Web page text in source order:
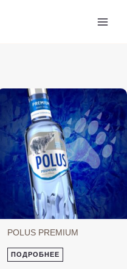
POLUS PREMIUM
ПОДРОБНЕЕ